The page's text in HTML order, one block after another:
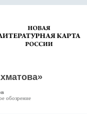
обозрение